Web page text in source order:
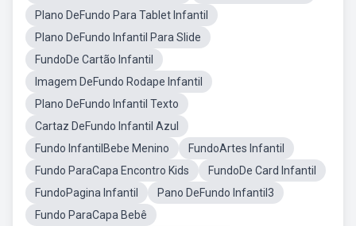
Plano DeFundo Para Tablet Infantil
Plano DeFundo Infantil Para Slide
FundoDe Cartão Infantil
Imagem DeFundo Rodape Infantil
Plano DeFundo Infantil Texto
Cartaz DeFundo Infantil Azul
Fundo InfantilBebe Menino
FundoArtes Infantil
Fundo ParaCapa Encontro Kids
FundoDe Card Infantil
FundoPagina Infantil
Pano DeFundo Infantil3
Fundo ParaCapa Bebê